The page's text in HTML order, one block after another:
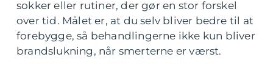
sokker eller rutiner, der gør en stor forskel
over tid. Målet er, at du selv bliver bedre til at
forebygge, så behandlingerne ikke kun bliver
brandslukning, når smerterne er værst.